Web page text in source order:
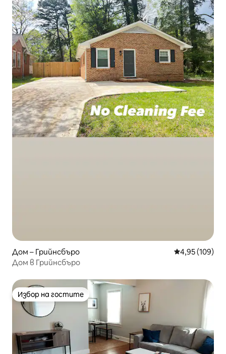
Дом – Грийнсбъро Средна
4,95 (109)
Дом в Грийнсбъро
Избор на гостите
Избор на гостите